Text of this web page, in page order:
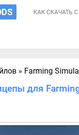
КАК СКАЧАТЬ
» Farming
для